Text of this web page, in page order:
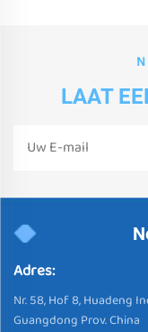
LAAT
Adres:
Nr. 58, Hof 8, Huadeng
Guangdong Prov. China